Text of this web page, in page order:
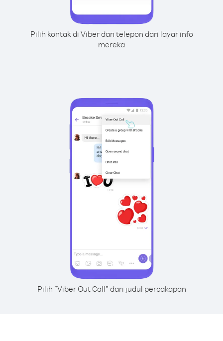
Pilih kontak di Viber dan telepon dari layar info
mereka
Pilih “Viber Out Call” dari judul percakapan